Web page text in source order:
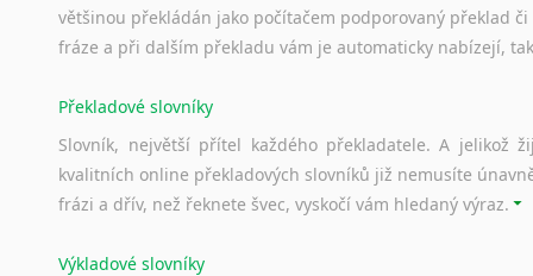
většinou překládán jako počítačem podporovaný překlad
fráze a při dalším překladu vám je automaticky nabízejí,
Překladové slovníky
Slovník, největší přítel každého překladatele. A jelikož
kvalitních online překladových slovníků již nemusíte
frázi a dřív, než řeknete švec, vyskočí vám hledaný výraz.
Výkladové slovníky